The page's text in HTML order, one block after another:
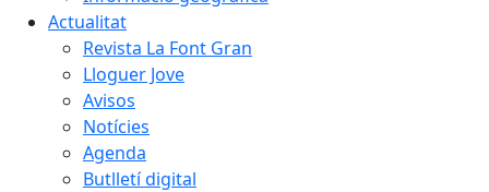
Actualitat
Revista La Font Gran
Lloguer Jove
Avisos
Notícies
Agenda
Butlletí digital